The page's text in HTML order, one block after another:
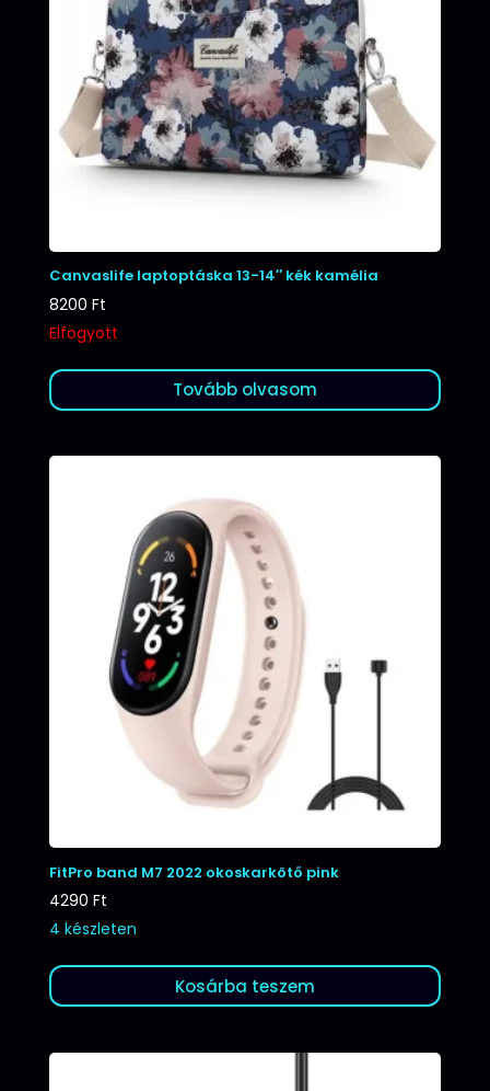
Canvaslife laptoptáska 13-14″ kék kamélia
8200 Ft
Elfogyott
Tovább olvasom
FitPro band M7 2022 okoskarkötő pink
4290 Ft
4 készleten
Kosárba teszem